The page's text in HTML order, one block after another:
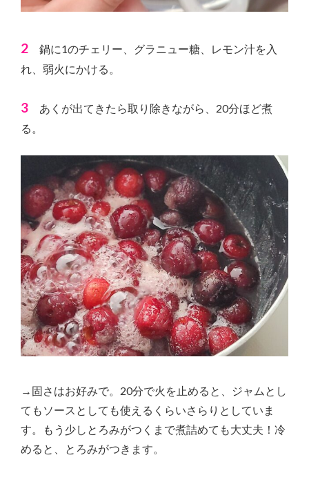
2 鍋に1のチェリー、グラニュー糖、レモン汁を入
れ、弱火にかける。
3 あくが出てきたら取り除きながら、20分ほど煮
る。
→固さはお好みで。20分で火を止めると、ジャムとし
てもソースとしても使えるくらいさらりとしていま
す。もう少しとろみがつくまで煮詰めても大丈夫！冷
めると、とろみがつきます。